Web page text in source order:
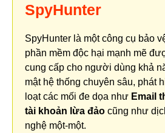
SpyHunter
SpyHunter là một công cụ bảo
phần mềm độc hại mạnh mẽ
cung cấp cho người dùng khả
mật hệ thống chuyên sâu, phát
loạt các mối đe dọa như Email
tài khoản lừa đảo cũng như
nghệ một-một.